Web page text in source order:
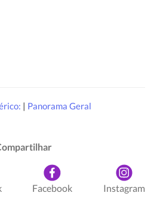
| Panorama Geral
Facebook Instagram